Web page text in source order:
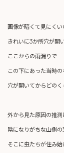
画像が暗くて見にくい
きれいに3か所穴が開
ここからの雨漏りで
この下にあった当時
穴が開いてからどのく
外から見た原因の推測
陰になりがちな山側
そこに虫たちが住み始